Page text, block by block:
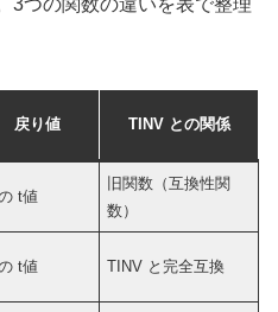
戻り値 TINV との関係
t値
旧関数（互換性関
数）
t値 TINV と完全互換